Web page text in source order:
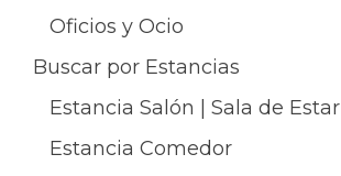
Oficios y Ocio
Buscar por Estancias
Estancia Salón | Sala de Estar
Estancia Comedor